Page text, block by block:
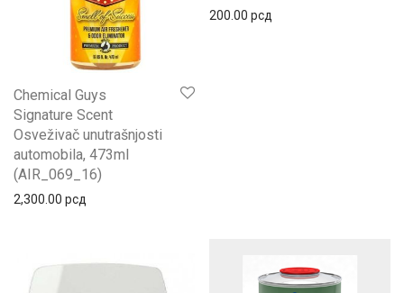
Chemical Guys
Signature Scent
Osveživač unutrašnjosti
automobila, 473ml
(AIR_069_16)
2,300.00 рсд
200.00 рсд